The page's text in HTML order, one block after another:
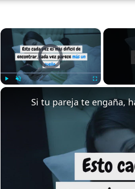
×
Video Player is loading.
Si tu pareja te engaña,